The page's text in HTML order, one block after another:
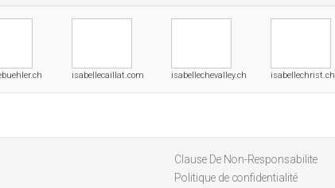
isabellecaillat.com isabellechevalley.ch isabellechrist.ch
Clause De Non-Responsabilite
Politique de confidentialité